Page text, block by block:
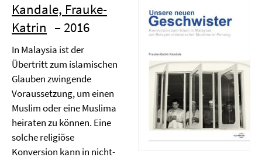
Kandale, Frauke-
Katrin – 2016
In Malaysia ist der
Übertritt zum islamischen
Glauben zwingende
Voraussetzung, um einen
Muslim oder eine Muslima
heiraten zu können. Eine
solche religiöse
Konversion kann in nicht-